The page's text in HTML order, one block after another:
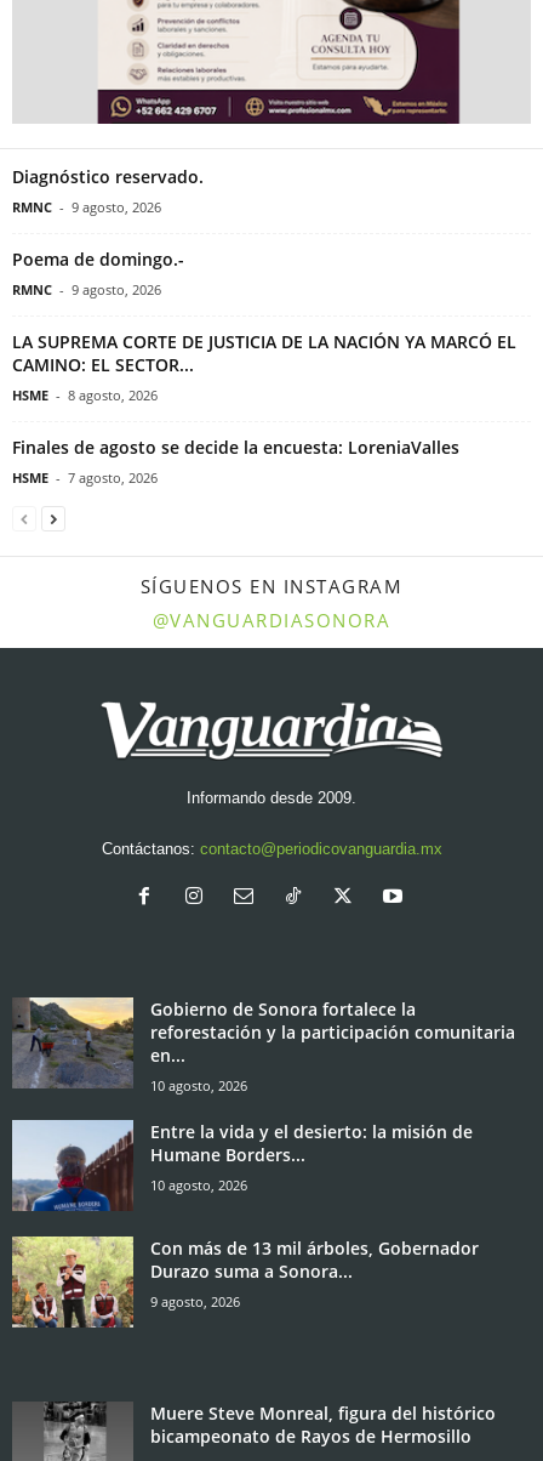
Diagnóstico reservado.
RMNC - 9 agosto, 2026
Poema de domingo.-
RMNC - 9 agosto, 2026
LA SUPREMA CORTE DE JUSTICIA DE LA NACIÓN YA MARCÓ EL
CAMINO: EL SECTOR...
HSME - 8 agosto, 2026
Finales de agosto se decide la encuesta: LoreniaValles
HSME - 7 agosto, 2026
SÍGUENOS EN INSTAGRAM
@VANGUARDIASONORA
Informando desde 2009.
Contáctanos: contacto@periodicovanguardia.mx
Gobierno de Sonora fortalece la
reforestación y la participación comunitaria
en...
10 agosto, 2026
Entre la vida y el desierto: la misión de
Humane Borders...
10 agosto, 2026
Con más de 13 mil árboles, Gobernador
Durazo suma a Sonora...
9 agosto, 2026
Muere Steve Monreal, figura del histórico
bicampeonato de Rayos de Hermosillo